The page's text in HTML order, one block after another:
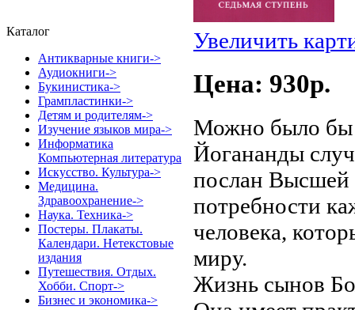
Каталог
Антикварные книги->
Аудиокниги->
Букинистика->
Грампластинки->
Детям и родителям->
Изучение языков мира->
Информатика
Компьютерная литература
Искусство. Культура->
Медицина.
Здравоохранение->
Наука. Техника->
Постеры. Плакаты.
Календари. Нетекстовые
издания
Путешествия. Отдых.
Хобби. Спорт->
Бизнес и экономика->
Увеличить
Цена: 930p.
Можно было бы
Йогананды
послан Высшей
потребности
человека,
миру.
Жизнь сынов